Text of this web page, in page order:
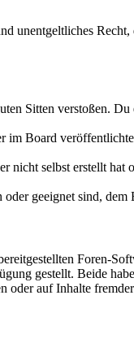
unentgeltliches
Sitten verstoßen.
im Board
selbst erstellt hat
geeignet sind,
Foren-
gestellt. Beide
oder auf Inhalte